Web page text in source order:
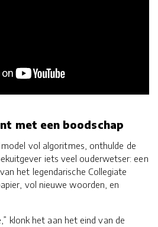
met een boodschap
vol algoritmes, onthulde de
iets veel ouderwetser: een
het legendarische Collegiate
vol nieuwe woorden, en
klonk het aan het eind van de